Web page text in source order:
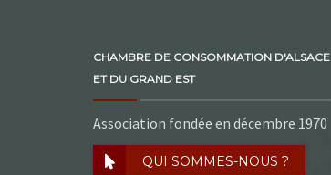
CHAMBRE DE CONSOMMATION D'ALSACE
ET DU GRAND EST
Association fondée en décembre 1970
QUI SOMMES-NOUS ?